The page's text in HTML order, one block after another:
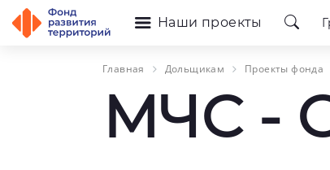
Наши проекты
Главная Дольщикам Проекты фонда
МЧС -